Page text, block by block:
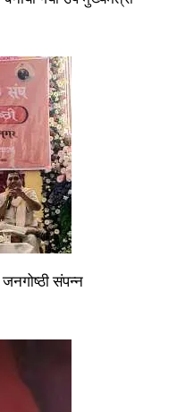
संपन्न